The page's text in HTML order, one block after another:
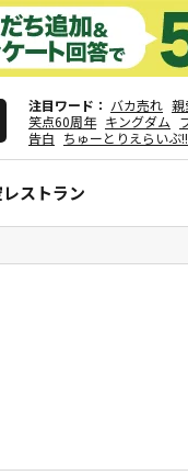
注目ワード バカ売れ 親
笑点60周年 キングダム
告白 ちゅーとりえらいぶ!!
ストラン